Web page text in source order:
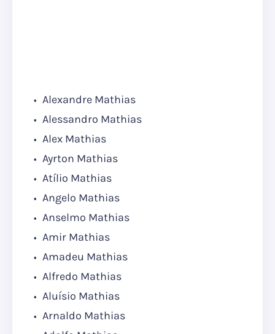
Alexandre Mathias
Alessandro Mathias
Alex Mathias
Ayrton Mathias
Atílio Mathias
Angelo Mathias
Anselmo Mathias
Amir Mathias
Amadeu Mathias
Alfredo Mathias
Aluísio Mathias
Arnaldo Mathias